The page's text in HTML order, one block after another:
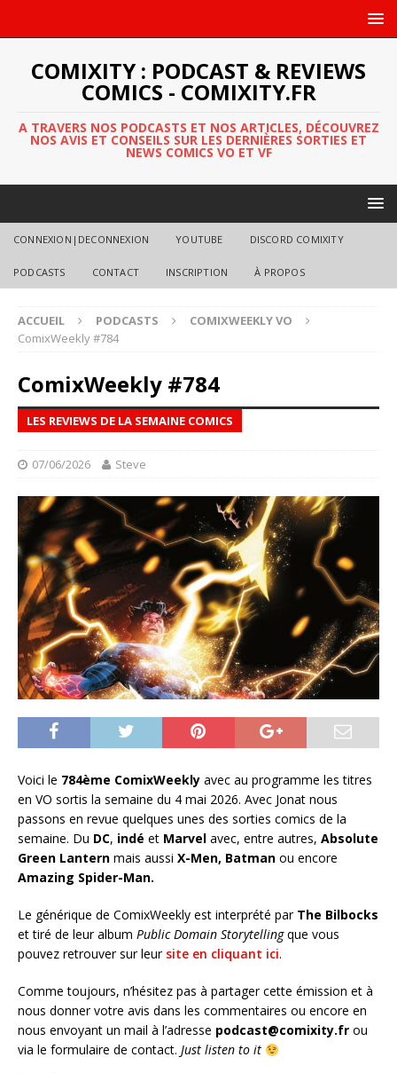
COMIXITY : PODCAST & REVIEWS
COMICS - COMIXITY.FR
A TRAVERS NOS PODCASTS ET NOS ARTICLES, DÉCOUVREZ
NOS AVIS ET CONSEILS SUR LES DERNIÈRES SORTIES ET
NEWS COMICS VO ET VF
CONNEXION|DECONNEXION YOUTUBE DISCORD COMIXITY
PODCASTS CONTACT INSCRIPTION À PROPOS
ACCUEIL PODCASTS
COMIXWEEKLY VO
ComixWeekly #784
ComixWeekly #784
LES REVIEWS DE LA SEMAINE COMICS
07/06/2026 Steve
Voici le 784ème ComixWeekly avec au programme les titres
en VO sortis la semaine du 4 mai 2026. Avec Jonat nous
passons en revue quelques unes des sorties comics de la
semaine. Du DC, indé et Marvel avec, entre autres, Absolute
Green Lantern mais aussi X-Men, Batman ou encore
Amazing Spider-Man.
Le générique de ComixWeekly est interprété par The Bilbocks
et tiré de leur album Public Domain Storytellingque vous
pouvez retrouver sur leur site en cliquant ici.
Comme toujours, n’hésitez pas à partager cette émission et à
nous donner votre avis dans les commentaires ou encore en
nous envoyant un mail à l’adresse podcast@comixity.fr ou
via le formulaire de contact. Just listen to it